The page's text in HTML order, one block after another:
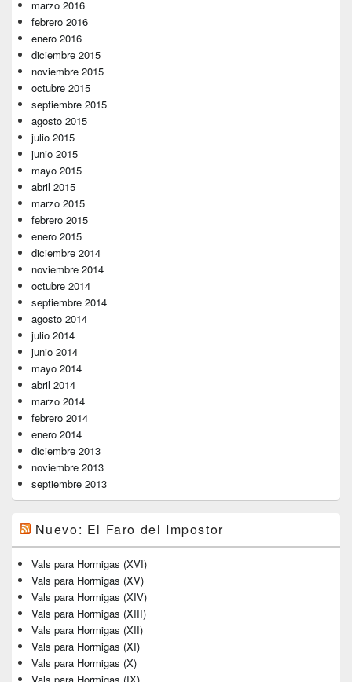
marzo 2016
febrero 2016
enero 2016
diciembre 2015
noviembre 2015
octubre 2015
septiembre 2015
agosto 2015
julio 2015
junio 2015
mayo 2015
abril 2015
marzo 2015
febrero 2015
enero 2015
diciembre 2014
noviembre 2014
octubre 2014
septiembre 2014
agosto 2014
julio 2014
junio 2014
mayo 2014
abril 2014
marzo 2014
febrero 2014
enero 2014
diciembre 2013
noviembre 2013
septiembre 2013
Nuevo: El Faro del Impostor
Vals para Hormigas (XVI)
Vals para Hormigas (XV)
Vals para Hormigas (XIV)
Vals para Hormigas (XIII)
Vals para Hormigas (XII)
Vals para Hormigas (XI)
Vals para Hormigas (X)